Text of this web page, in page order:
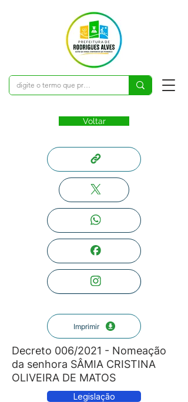
Voltar
Imprimir
Decreto 006/2021 - Nomeação
da senhora SÂMIA CRISTINA
OLIVEIRA DE MATOS
Legislação